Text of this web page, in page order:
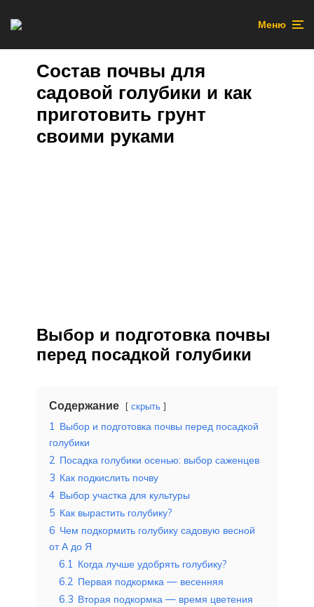
Меню
Состав почвы для
садовой голубики и как
приготовить грунт
своими руками
Выбор и подготовка почвы
перед посадкой голубики
Содержание скрыть
1 Выбор и подготовка почвы перед посадкой
голубики
2 Посадка голубики осенью: выбор саженцев
3 Как подкислить почву
4 Выбор участка для культуры
5 Как вырастить голубику?
6 Чем подкормить голубику садовую весной
от А до Я
6.1 Когда лучше удобрять голубику?
6.2 Первая подкормка — весенняя
6.3 Вторая подкормка — время цветения